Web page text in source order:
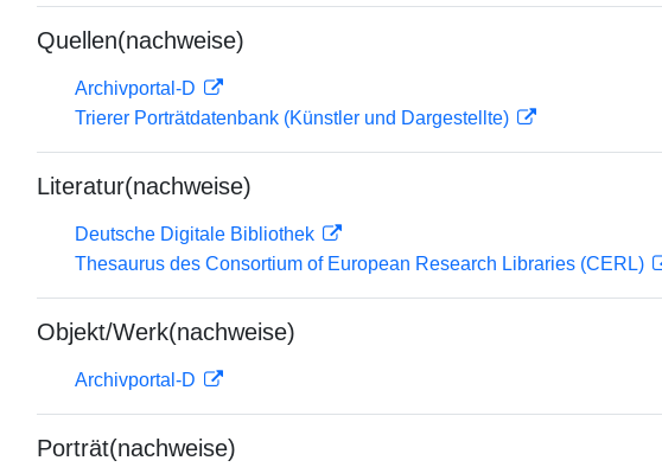
Quellen(nachweise)
Archivportal-D
Trierer Porträtdatenbank (Künstler und Dargestellte)
Literatur(nachweise)
Deutsche Digitale Bibliothek
Thesaurus des Consortium of European Research Libraries (CERL)
Objekt/Werk(nachweise)
Archivportal-D
Porträt(nachweise)